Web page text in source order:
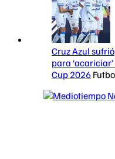
Cruz Azul
para
Cup 2026